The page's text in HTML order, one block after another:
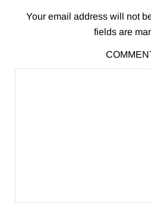
Your email address will not
fields are